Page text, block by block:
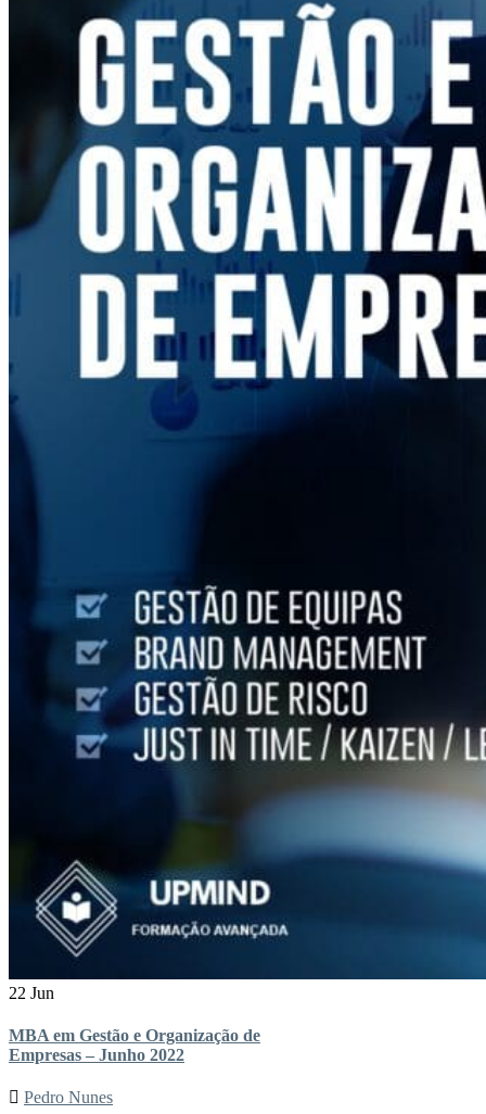
22 Jun
MBA em Gestão e Organização de
Empresas – Junho 2022
Pedro Nunes